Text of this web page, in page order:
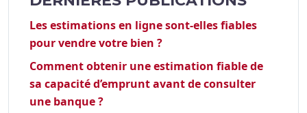
Les estimations en ligne sont-elles fiables
pour vendre votre bien ?
Comment obtenir une estimation fiable de
sa capacité d’emprunt avant de consulter
une banque ?